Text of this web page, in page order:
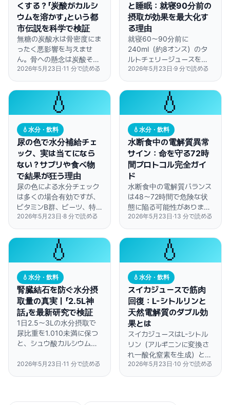
くする？「炭酸がカルシ
ウムを溶かす」という都
市伝説を科学で検証
無糖の炭酸水は骨密度にま
ったく悪影響を与えませ
ん。骨への懸念は炭酸その
ものではなく、コーラに含
まれるリン酸が原因です。
2026年5月23日 ·11 分で読める
と睡眠：就寝90分前の
摂取が効果を最大化す
る理由
就寝60〜90分前に
240ml（約8オンス）のタ
ルトチェリージュースを飲
むと、総睡眠時間が84分
延長し、メラトニンの生体
利用率が147%向上するこ
とが研究で示されていま
2026年5月23日 ·9 分で読める
💧
💧 水分・飲料
尿の色で水分補給チェ
ック、実は当てになら
ない？サプリや食べ物
で結果が狂う理由
尿の色による水分チェック
は多くの場合有効ですが、
ビタミンB群、ビーツ、特
定の薬、アスパラガスなど
を摂取すると、この定番の
方法が全く当てにならなく
なることがあります。
2026年5月23日 ·8 分で読める
💧
💧 水分・飲料
水断食中の電解質異常
サイン：命を守る72時
間プロトコル完全ガイ
ド
水断食中の電解質バランス
は48〜72時間で危険な状
態に陥る可能性がありま
す。どんな症状に注意すべ
きか、どうサプリメントを
摂取すれば安全かを詳しく
解説します。
2026年5月23日 ·13 分で読める
💧
💧 水分・飲料
腎臓結石を防ぐ水分摂
取量の真実｜「2.5L神
話」を最新研究で検証
1日2.5〜3Lの水分摂取で
尿比重を1.010未満に保つ
と、シュウ酸カルシウム結
ただし「飲む量」と同じくら
2026年5月23日 ·11 分で読める
💧
💧 水分・飲料
スイカジュースで筋肉
回復：L-シトルリンと
天然電解質のダブル効
果とは
スイカジュースはL-シトル
リン（アルギニンに変換さ
れ一酸化窒素を生成）と天
然カリウムを含み、合成ス
ポーツドリンクにはない二
2026年5月23日 ·10 分で読める